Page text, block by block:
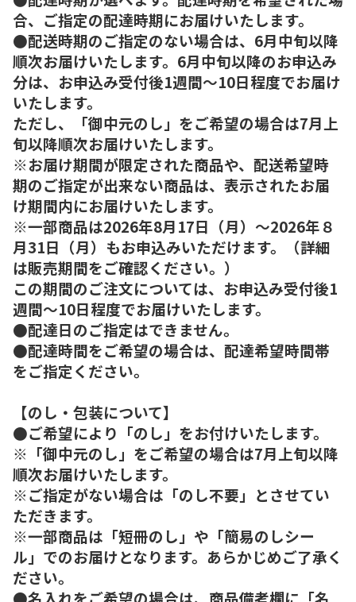
合、ご指定の配達時期にお届けいたします。
●配送時期のご指定のない場合は、6月中旬以降
順次お届けいたします。6月中旬以降のお申込み
分は、お申込み受付後1週間～10日程度でお届け
いたします。
ただし、「御中元のし」をご希望の場合は7月上
旬以降順次お届けいたします。
※お届け期間が限定された商品や、配送希望時
期のご指定が出来ない商品は、表示されたお届
け期間内にお届けいたします。
※一部商品は2026年8月17日（月）～2026年８
月31日（月）もお申込みいただけます。（詳細
は販売期間をご確認ください。）
この期間のご注文については、お申込み受付後1
週間～10日程度でお届けいたします。
●配達日のご指定はできません。
●配達時間をご希望の場合は、配達希望時間帯
をご指定ください。
【のし・包装について】
●ご希望により「のし」をお付けいたします。
※「御中元のし」をご希望の場合は7月上旬以降
順次お届けいたします。
※ご指定がない場合は「のし不要」とさせてい
ただきます。
※一部商品は「短冊のし」や「簡易のしシー
ル」でのお届けとなります。あらかじめご了承く
ださい。
●名入れをご希望の場合は、商品備考欄に「名